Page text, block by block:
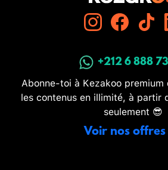
+212 6 888
Abonne-toi à Kezakoo
les contenus en illimité, à partir
seulement 😎
Voir nos offres